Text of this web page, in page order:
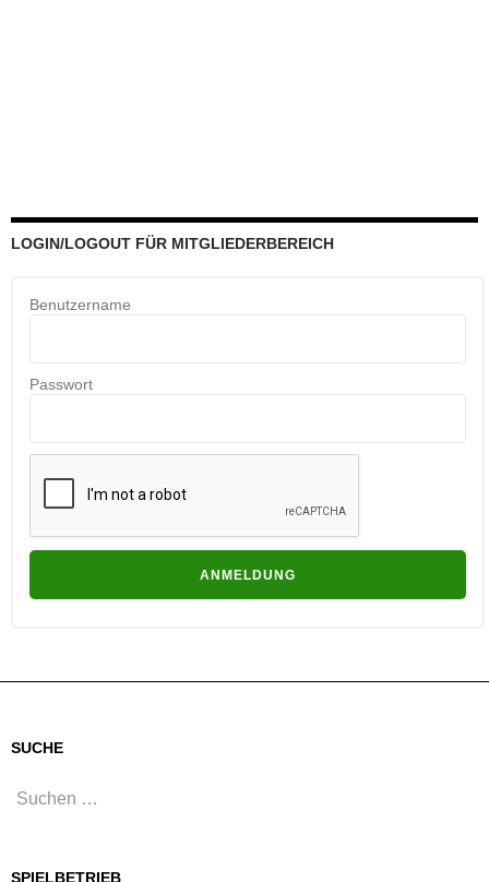
LOGIN/LOGOUT FÜR MITGLIEDERBEREICH
Benutzername
Passwort
SUCHE
Suchen
SPIELBETRIEB